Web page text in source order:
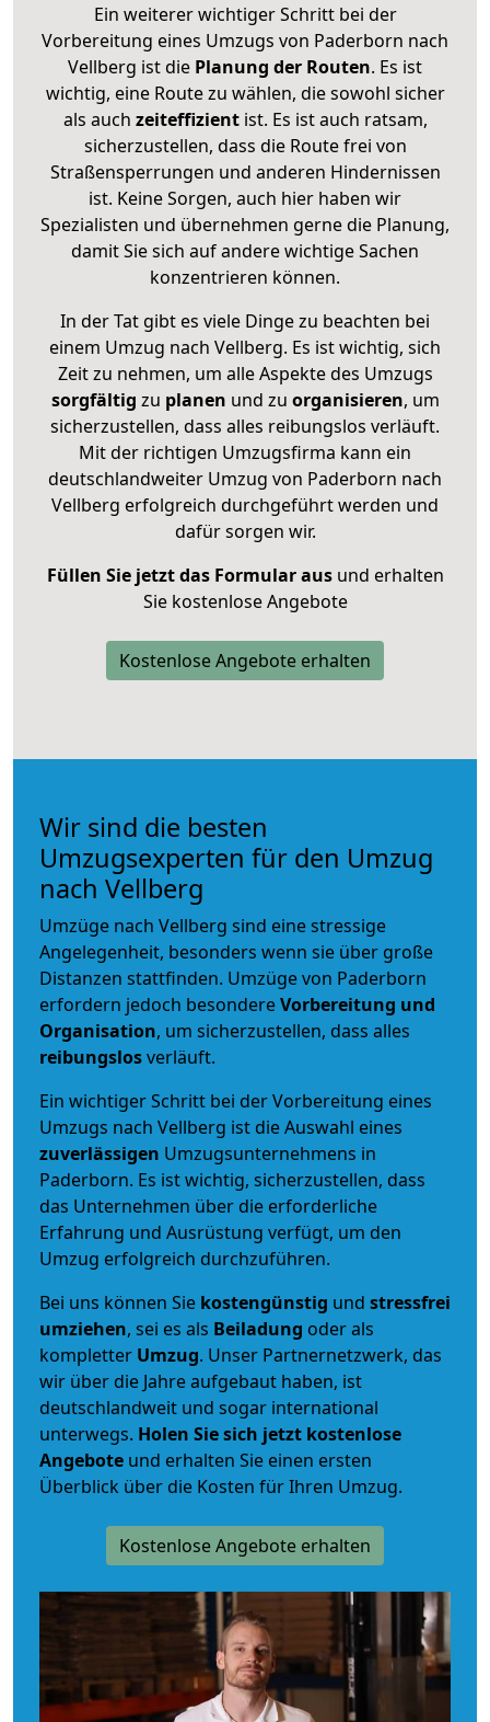
Ein weiterer wichtiger Schritt bei der
Vorbereitung eines Umzugs von Paderborn nach
Vellberg ist die Planung der Routen. Es ist
wichtig, eine Route zu wählen, die sowohl sicher
als auch zeiteffizientist. Es ist auch ratsam,
sicherzustellen, dass die Route frei von
Straßensperrungen und anderen Hindernissen
ist. Keine Sorgen, auch hier haben wir
Spezialisten und übernehmen gerne die Planung,
damit Sie sich auf andere wichtige Sachen
konzentrieren können.
In der Tat gibt es viele Dinge zu beachten bei
einem Umzug nach Vellberg. Es ist wichtig, sich
Zeit zu nehmen, um alle Aspekte des Umzugs
sorgfältig zu planen und zu organisieren, um
sicherzustellen, dass alles reibungslos verläuft.
Mit der richtigen Umzugsfirma kann ein
deutschlandweiter Umzug von Paderborn nach
Vellberg erfolgreich durchgeführt werden und
dafür sorgen wir.
Füllen Sie jetzt das Formular ausund erhalten
Sie kostenlose Angebote
Kostenlose Angebote erhalten
Wir sind die besten
Umzugsexperten für den Umzug
nach Vellberg
Umzüge nach Vellberg sind eine stressige
Angelegenheit, besonders wenn sie über große
Distanzen stattfinden. Umzüge von Paderborn
erfordern jedoch besondereVorbereitung und
Organisation, um sicherzustellen, dass alles
reibungslosverläuft.
Ein wichtiger Schritt bei der Vorbereitung eines
Umzugs nach Vellberg ist die Auswahl eines
zuverlässigen Umzugsunternehmens in
Paderborn. Es ist wichtig, sicherzustellen, dass
das Unternehmen über die erforderliche
Erfahrung und Ausrüstung verfügt, um den
Umzug erfolgreich durchzuführen.
Bei uns können Sie kostengünstig und stressfrei
umziehen, sei es als Beiladung oder als
kompletter Umzug. Unser Partnernetzwerk, das
wir über die Jahre aufgebaut haben, ist
deutschlandweit und sogar international
unterwegs. Holen Sie sich jetzt kostenlose
Angebote und erhalten Sie einen ersten
Überblick über die Kosten für Ihren Umzug.
Kostenlose Angebote erhalten